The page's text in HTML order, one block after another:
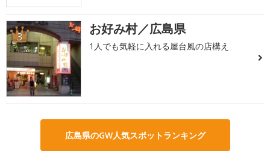
3 お好み村／広島県
1人でも気軽に入れる屋台風の店構え
広島県のGW人気スポットランキング